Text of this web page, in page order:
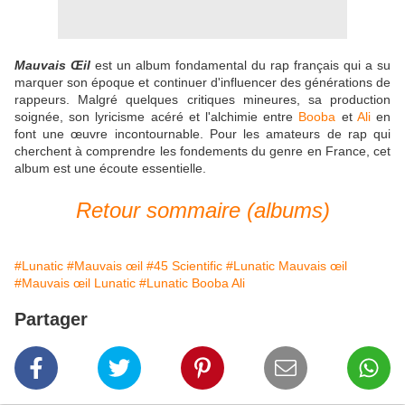
Mauvais Œil est un album fondamental du rap français qui a su
marquer son époque et continuer d'influencer des générations de
rappeurs. Malgré quelques critiques mineures, sa production
soignée, son lyricisme acéré et l'alchimie entre Booba et Alien
font une œuvre incontournable. Pour les amateurs de rap qui
cherchent à comprendre les fondements du genre en France, cet
album est une écoute essentielle.
Retour sommaire (albums)
#Lunatic #Mauvais œil #45 Scientific #Lunatic Mauvais œil
#Mauvais œil Lunatic #Lunatic Booba Ali
Partager